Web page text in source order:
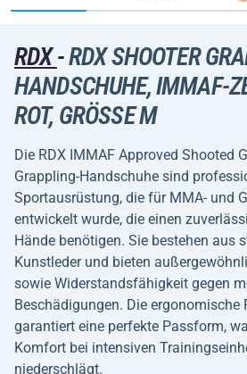
RDX-RDX SHOOTER
HANDSCHUHE, IMMAF-
ROT, GRÖSSE M
Die RDX IMMAF Approved Shooted
Grappling-Handschuhe sind
Sportausrüstung, die für MMA- und
entwickelt wurde, die einen
Hände benötigen. Sie bestehen aus
Kunstleder und bieten
sowie Widerstandsfähigkeit gegen
Beschädigungen. Die ergonomische
garantiert eine perfekte Passform,
Komfort bei intensiven
niederschlägt.